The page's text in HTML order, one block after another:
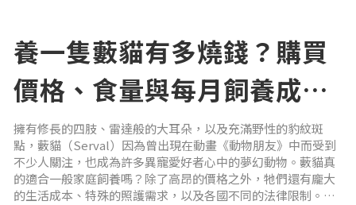
養一隻藪貓有多燒錢？購買
價格、食量與每月飼養成本
公開
擁有修長的四肢、雷達般的大耳朵，以及充滿野性的豹紋斑
點，藪貓（Serval）因為曾出現在動畫《動物朋友》中而受到
不少人關注，也成為許多異寵愛好者心中的夢幻動物。藪貓真
的適合一般家庭飼養嗎？除了高昂的價格之外，牠們還有龐大
的生活成本、特殊的照護需求，以及各國不同的法律限制。我